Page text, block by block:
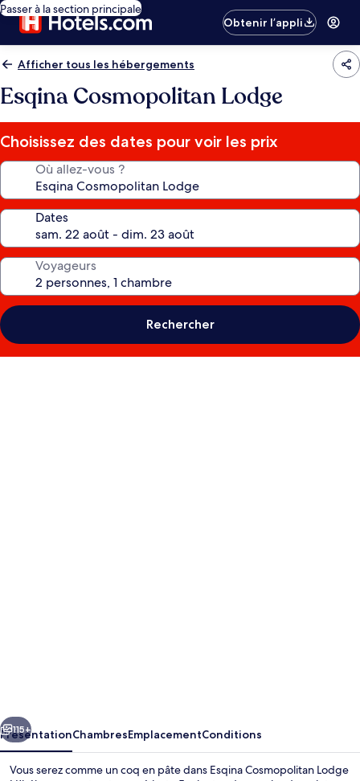
Passer à la section principale
Obtenir l’appli
Afficher tous les hébergements
Esqina Cosmopolitan Lodge
Choisissez des dates pour voir les prix
Où allez-vous ?
Dates
Voyageurs
Rechercher
Suivant
115+
PrésentationChambresEmplacementConditions
Vous serez comme un coq en pâte dans Esqina Cosmopolitan Lodge